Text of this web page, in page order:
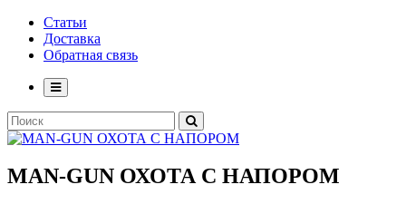
Статьи
Доставка
Обратная связь
MAN-GUN ОХОТА С НАПОРОМ